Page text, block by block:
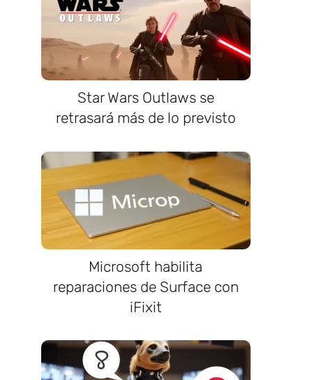
Star Wars Outlaws se
retrasará más de lo previsto
Microsoft habilita
reparaciones de Surface con
iFixit